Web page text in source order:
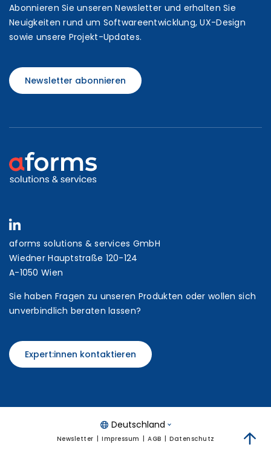
Abonnieren Sie unseren Newsletter und erhalten Sie
Neuigkeiten rund um Softwareentwicklung, UX-Design
sowie unsere Projekt-Updates.
Newsletter abonnieren
aforms solutions & services GmbH
Wiedner Hauptstraße 120-124
A-1050 Wien
Sie haben Fragen zu unseren Produkten oder wollen sich
unverbindlich beraten lassen?
Expert:innen kontaktieren
Deutschland
Newsletter Impressum AGB Datenschutz